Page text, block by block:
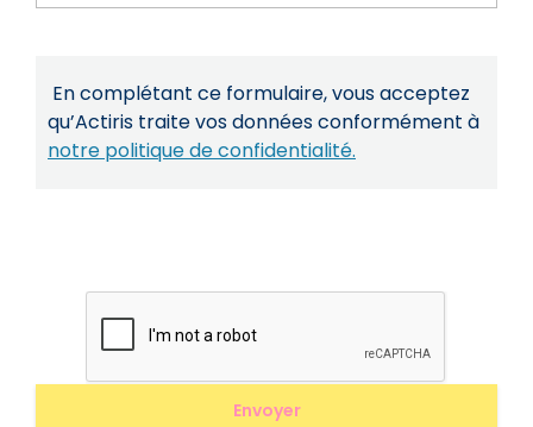
En complétant ce formulaire, vous acceptez
qu’Actiris traite vos données conformément à
notre politique de confidentialité.